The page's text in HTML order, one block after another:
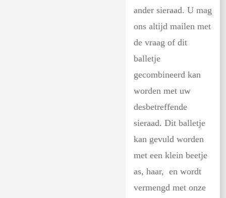
ander sieraad. U mag
ons altijd mailen met
de vraag of dit
balletje
gecombineerd kan
worden met uw
desbetreffende
sieraad. Dit balletje
kan gevuld worden
met een klein beetje
as, haar, en wordt
vermengd met onze